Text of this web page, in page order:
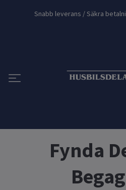
Snabb leverans / Säkra
Fynda